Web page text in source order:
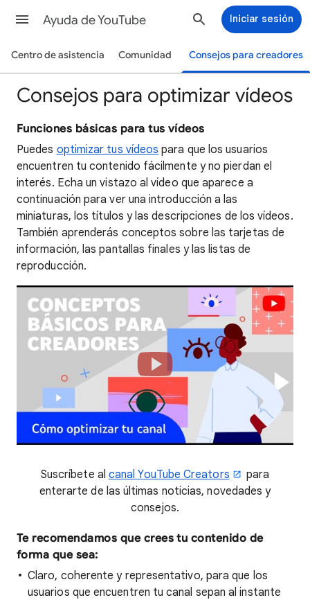
Ayuda de YouTube Iniciar sesión
Centro de asistencia Comunidad Consejos para creadores
Consejos para optimizar vídeos
Funciones básicas para tus vídeos
Puedes optimizar tus vídeos para que los usuarios
encuentren tu contenido fácilmente y no pierdan el
interés. Echa un vistazo al vídeo que aparece a
continuación para ver una introducción a las
miniaturas, los títulos y las descripciones de los vídeos.
También aprenderás conceptos sobre las tarjetas de
información, las pantallas finales y las listas de
reproducción.
Suscríbete al canal YouTube Creators
para
enterarte de las últimas noticias, novedades y
consejos.
Te recomendamos que crees tu contenido de
forma que sea:
Claro, coherente y representativo, para que los
usuarios que encuentren tu canal sepan al instante